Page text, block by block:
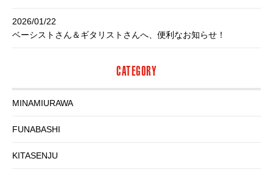
2026/01/22
ベーシストさん＆ギタリストさんへ、便利なお知らせ！
CATEGORY
MINAMIURAWA
FUNABASHI
KITASENJU